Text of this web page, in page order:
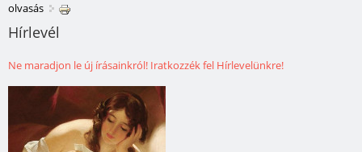
olvasás
Hírlevél
Ne maradjon le új írásainkról! Iratkozzék fel Hírlevelünkre!